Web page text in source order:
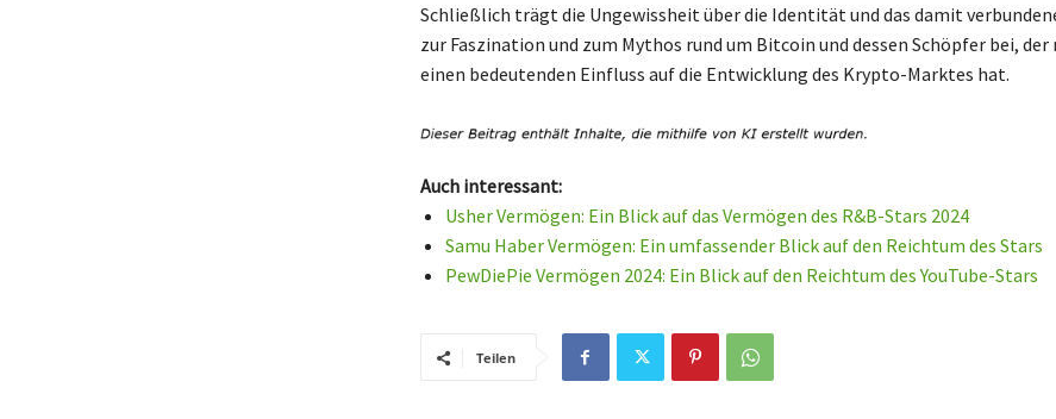
Schließlich trägt die Ungewissheit über die Identität und das damit
zur Faszination und zum Mythos rund um Bitcoin und dessen Schöpfer bei, der
einen bedeutenden Einfluss auf die Entwicklung des Krypto-Marktes hat.
Auch interessant:
Usher Vermögen: Ein Blick auf das Vermögen des R&B-Stars 2024
Samu Haber Vermögen: Ein umfassender Blick auf den Reichtum des Stars
PewDiePie Vermögen 2024: Ein Blick auf den Reichtum des YouTube-Stars
Teilen